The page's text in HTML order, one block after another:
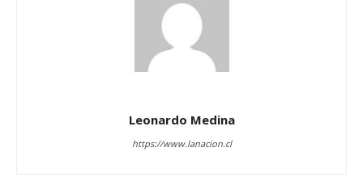
Leonardo Medina
https://www.lanacion.cl